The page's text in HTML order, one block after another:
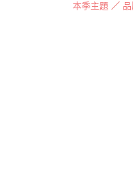
本季主題／